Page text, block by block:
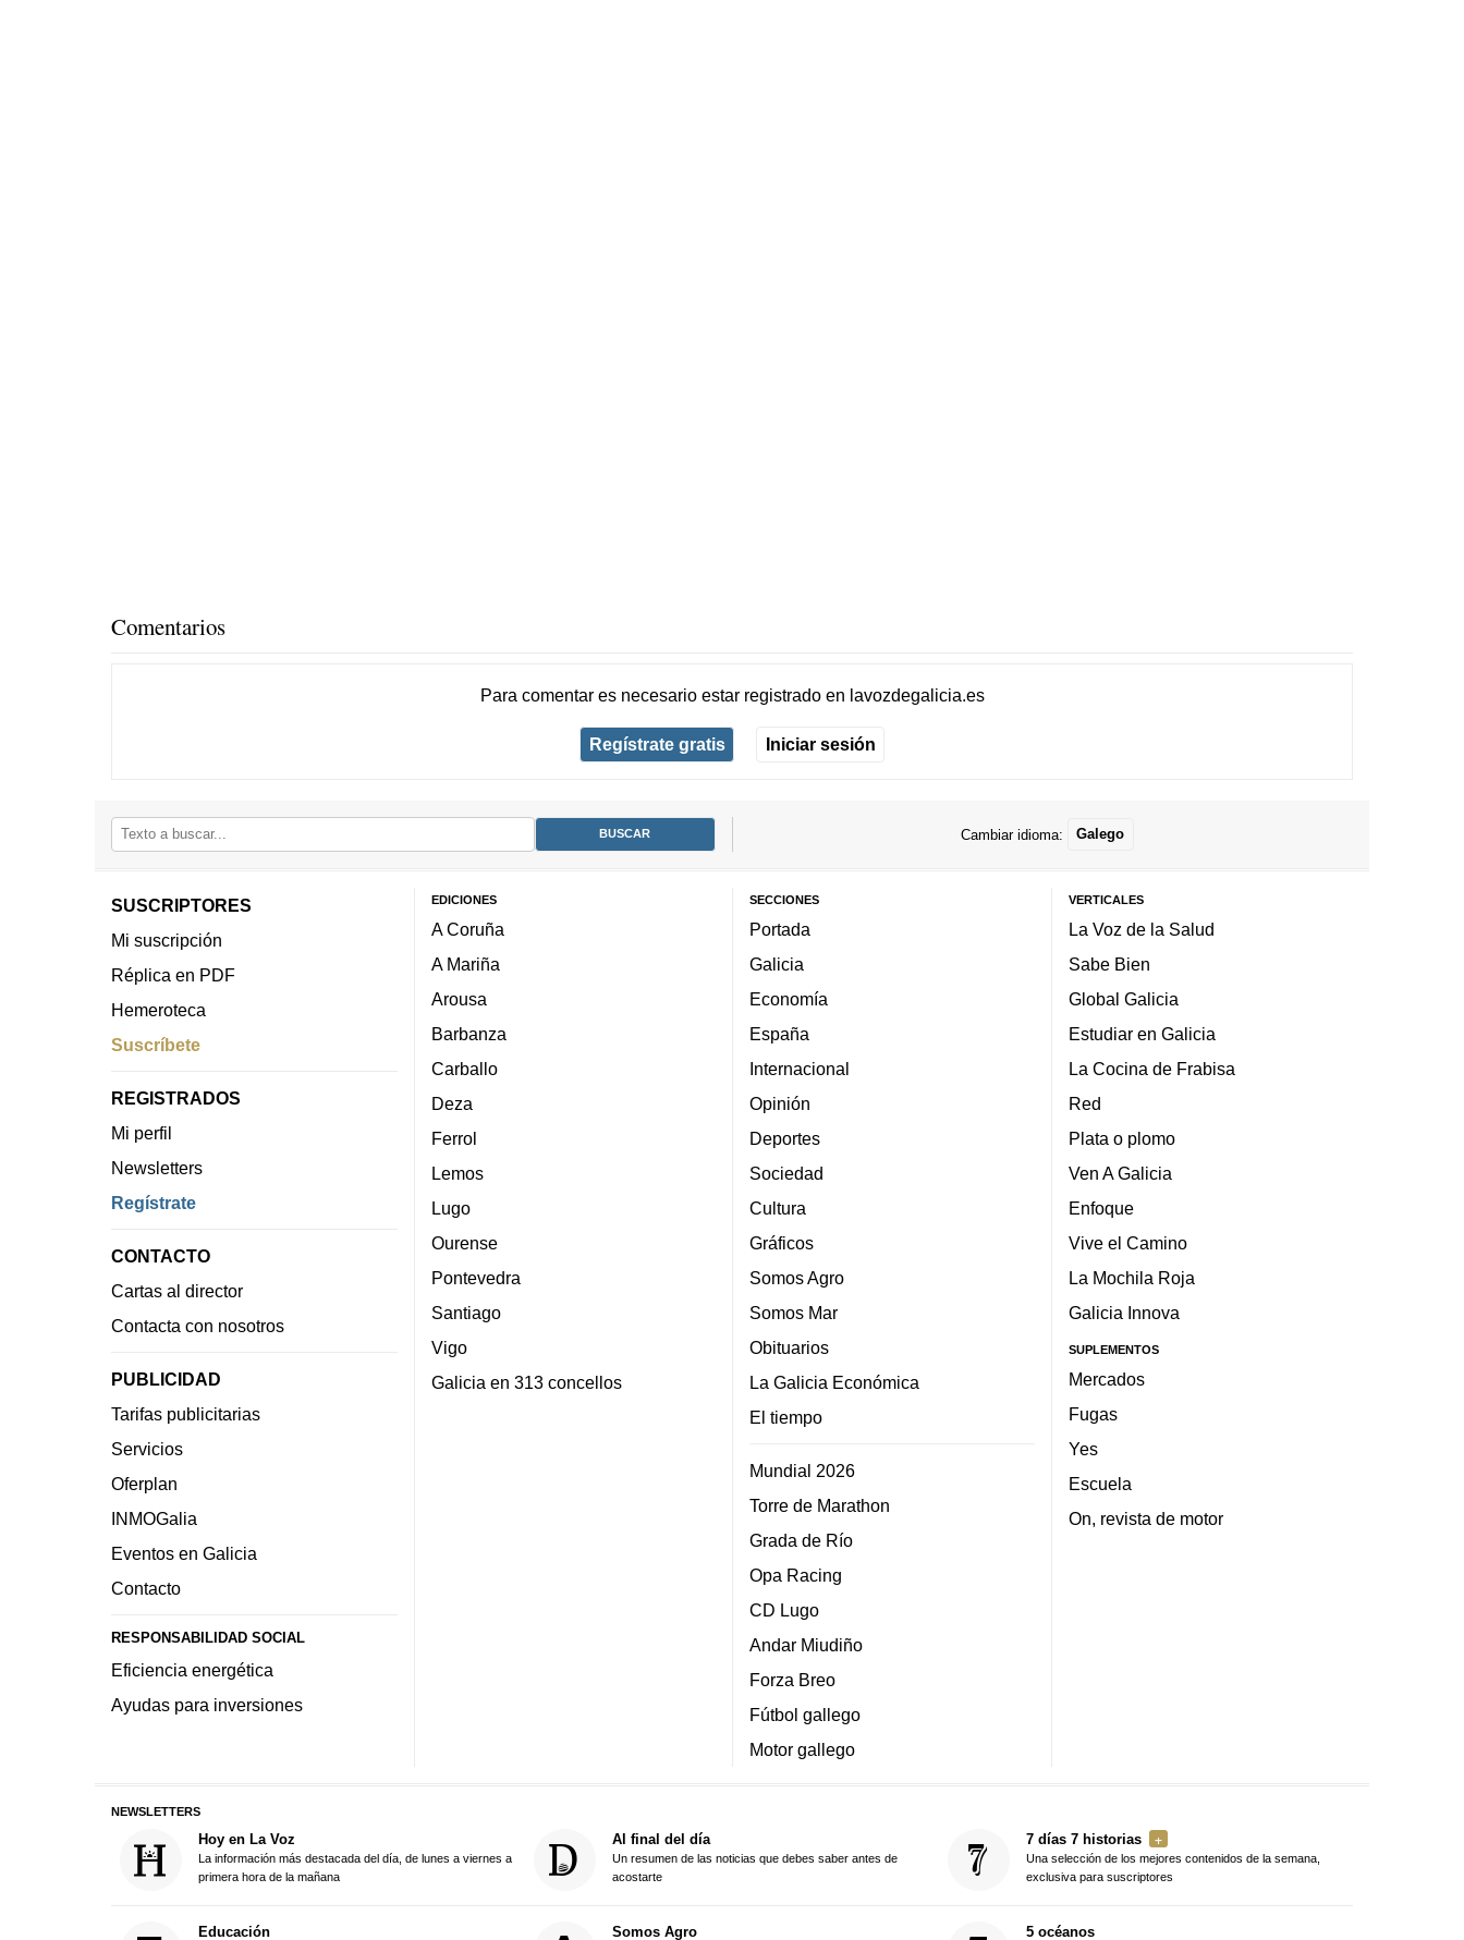
Comentarios
Para comentar es necesario estar registradoen lavozdegalicia.es
Regístrate gratis Iniciar sesión
Cambiar idioma: Galego
SUSCRIPTORES
Mi suscripción
Réplica en PDF
Hemeroteca
Suscríbete
REGISTRADOS
Mi perfil
Newsletters
Regístrate
CONTACTO
Cartas al director
Contacta con nosotros
PUBLICIDAD
Tarifas publicitarias
Servicios
Oferplan
INMOGalia
Eventos en Galicia
Contacto
RESPONSABILIDAD SOCIAL
Eficiencia energética
Ayudas para inversiones
EDICIONES
A Coruña
A Mariña
Arousa
Barbanza
Carballo
Deza
Ferrol
Lemos
Lugo
Ourense
Pontevedra
Santiago
Vigo
Galicia en 313 concellos
SECCIONES
Portada
Galicia
Economía
España
Internacional
Opinión
Deportes
Sociedad
Cultura
Gráficos
Somos Agro
Somos Mar
Obituarios
La Galicia Económica
El tiempo
Mundial 2026
Torre de Marathon
Grada de Río
Opa Racing
CD Lugo
Andar Miudiño
Forza Breo
Fútbol gallego
Motor gallego
VERTICALES
La Voz de la Salud
Sabe Bien
Global Galicia
Estudiar en Galicia
La Cocina de Frabisa
Red
Plata o plomo
Ven A Galicia
Enfoque
Vive el Camino
La Mochila Roja
Galicia Innova
SUPLEMENTOS
Mercados
Fugas
Yes
Escuela
On, revista de motor
NEWSLETTERS
Hoy en La Voz
La información más destacada del día, de lunes a viernes a
primera hora de la mañana
Al final del día
Un resumen de las noticias que debes saber antes de
acostarte
7 días 7 historias
Una selección de los mejores contenidos de la semana,
exclusiva para suscriptores
Educación Somos Agro 5 océanos